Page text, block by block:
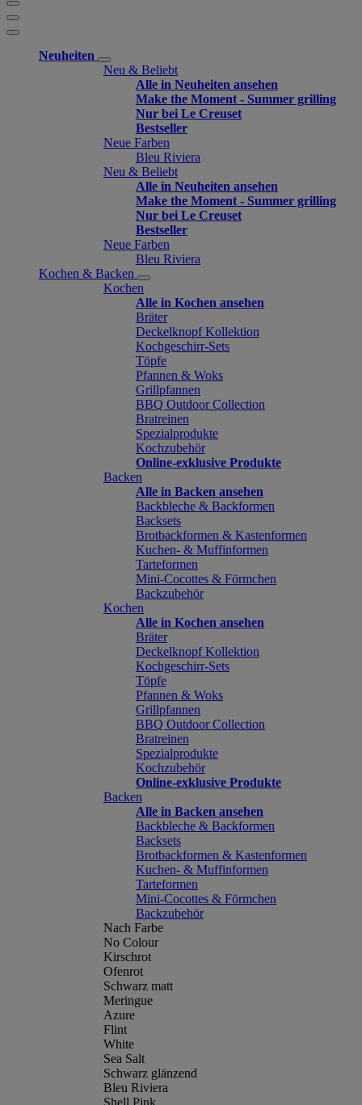
Neuheiten
Neu & Beliebt
Alle in Neuheiten ansehen
Make the Moment - Summer grilling
Nur bei Le Creuset
Bestseller
Neue Farben
Bleu Riviera
Neu & Beliebt
Alle in Neuheiten ansehen
Make the Moment - Summer grilling
Nur bei Le Creuset
Bestseller
Neue Farben
Bleu Riviera
Kochen & Backen
Kochen
Alle in Kochen ansehen
Bräter
Deckelknopf Kollektion
Kochgeschirr-Sets
Töpfe
Pfannen & Woks
Grillpfannen
BBQ Outdoor Collection
Bratreinen
Spezialprodukte
Kochzubehör
Online-exklusive Produkte
Backen
Alle in Backen ansehen
Backbleche & Backformen
Backsets
Brotbackformen & Kastenformen
Kuchen- & Muffinformen
Tarteformen
Mini-Cocottes & Förmchen
Backzubehör
Kochen
Alle in Kochen ansehen
Bräter
Deckelknopf Kollektion
Kochgeschirr-Sets
Töpfe
Pfannen & Woks
Grillpfannen
BBQ Outdoor Collection
Bratreinen
Spezialprodukte
Kochzubehör
Online-exklusive Produkte
Backen
Alle in Backen ansehen
Backbleche & Backformen
Backsets
Brotbackformen & Kastenformen
Kuchen- & Muffinformen
Tarteformen
Mini-Cocottes & Förmchen
Backzubehör
Nach Farbe
No Colour
Kirschrot
Ofenrot
Schwarz matt
Meringue
Azure
Flint
White
Sea Salt
Schwarz glänzend
Bleu Riviera
Shell Pink